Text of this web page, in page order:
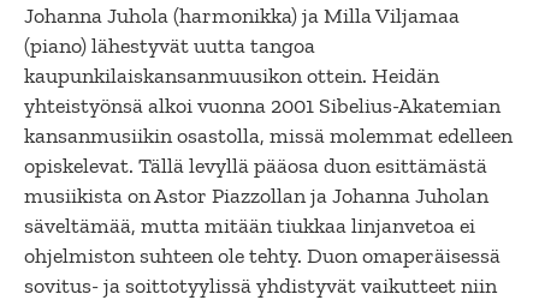
Johanna Juhola (harmonikka) ja Milla Viljamaa
(piano) lähestyvät uutta tangoa
kaupunkilaiskansanmuusikon ottein. Heidän
yhteistyönsä alkoi vuonna 2001 Sibelius-Akatemian
kansanmusiikin osastolla, missä molemmat edelleen
opiskelevat. Tällä levyllä pääosa duon esittämästä
musiikista on Astor Piazzollan ja Johanna Juholan
säveltämää, mutta mitään tiukkaa linjanvetoa ei
ohjelmiston suhteen ole tehty. Duon omaperäisessä
sovitus- ja soittotyylissä yhdistyvät vaikutteet niin